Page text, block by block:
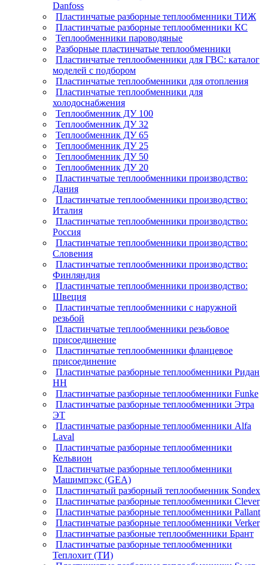
Danfoss
Пластинчатые разборные теплообменники ТИЖ
Пластинчатые разборные теплообменники КC
Теплообменники пароводяные
Разборные пластинчатые теплообменники
Пластинчатые теплообменники для ГВС: каталог
моделей с подбором
Пластинчатые теплообменники для отопления
Пластинчатые теплообменники для
холодоснабжения
Теплообменник ДУ 100
Теплообменник ДУ 32
Теплообменник ДУ 65
Теплообменник ДУ 25
Теплообменник ДУ 50
Теплообменник ДУ 20
Пластинчатые теплообменники производство:
Дания
Пластинчатые теплообменники производство:
Италия
Пластинчатые теплообменники производство:
Россия
Пластинчатые теплообменники производство:
Словения
Пластинчатые теплообменники производство:
Финляндия
Пластинчатые теплообменники производство:
Швеция
Пластинчатые теплообменники с наружной
резьбой
Пластинчатые теплообменники резьбовое
присоединение
Пластинчатые теплообменники фланцевое
присоединение
Пластинчатые разборные теплообменники Ридан
НН
Пластинчатые разборные теплообменники Funke
Пластинчатые разборные теплообменники Этра
ЭТ
Пластинчатые разборные теплообменники Alfa
Laval
Пластинчатые разборные теплообменники
Кельвион
Пластинчатые разборные теплообменники
Машимпэкс (GEA)
Пластинчатый разборный теплообменник Sondex
Пластинчатые разборные теплообменники Clever
Пластинчатые разборные теплообменники Pallant
Пластинчатые разборные теплообменники Verker
Пластинчатые разбоные теплообменники Брант
Пластинчатые разборные теплообменники
Теплохит (ТИ)